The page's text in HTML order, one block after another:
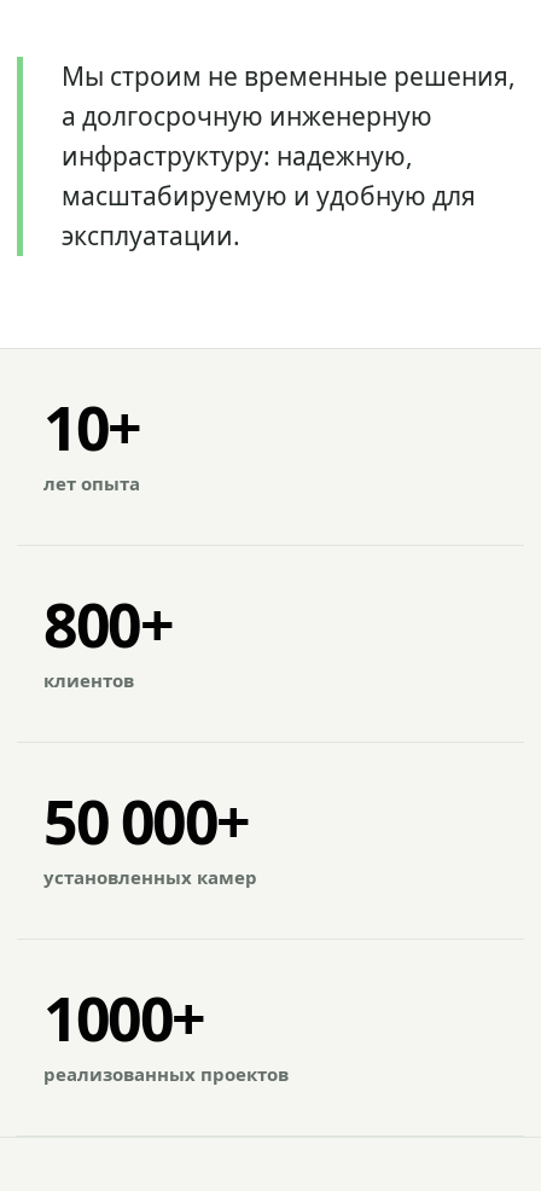
Мы строим не временные решения,
а долгосрочную инженерную
инфраструктуру: надежную,
масштабируемую и удобную для
эксплуатации.
10+
лет опыта
800+
клиентов
50 000+
установленных камер
1000+
реализованных проектов